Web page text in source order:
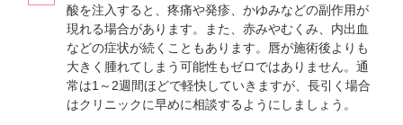
酸を注入すると、疼痛や発疹、かゆみなどの副作用が
現れる場合があります。また、赤みやむくみ、内出血
などの症状が続くこともあります。唇が施術後よりも
大きく腫れてしまう可能性もゼロではありません。通
常は1～2週間ほどで軽快していきますが、長引く場合
はクリニックに早めに相談するようにしましょう。